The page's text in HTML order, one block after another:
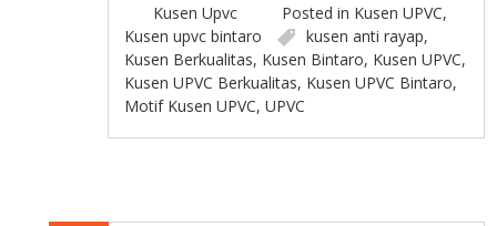
Kusen Upvc Posted in Kusen UPVC,
Kusen upvc bintaro
kusen anti rayap,
Kusen Berkualitas, Kusen Bintaro, Kusen UPVC,
Kusen UPVC Berkualitas, Kusen UPVC Bintaro,
Motif Kusen UPVC,UPVC